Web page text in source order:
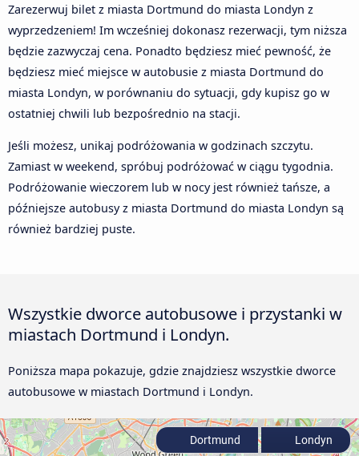
Zarezerwuj bilet z miasta Dortmund do miasta Londyn z
wyprzedzeniem! Im wcześniej dokonasz rezerwacji, tym niższa
będzie zazwyczaj cena. Ponadto będziesz mieć pewność, że
będziesz mieć miejsce w autobusie z miasta Dortmund do
miasta Londyn, w porównaniu do sytuacji, gdy kupisz go w
ostatniej chwili lub bezpośrednio na stacji.
Jeśli możesz, unikaj podróżowania w godzinach szczytu.
Zamiast w weekend, spróbuj podróżować w ciągu tygodnia.
Podróżowanie wieczorem lub w nocy jest również tańsze, a
późniejsze autobusy z miasta Dortmund do miasta Londyn są
również bardziej puste.
Wszystkie dworce autobusowe i przystanki w
miastach Dortmund i Londyn.
Poniższa mapa pokazuje, gdzie znajdziesz wszystkie dworce
autobusowe w miastach Dortmund i Londyn.
Dortmund Londyn